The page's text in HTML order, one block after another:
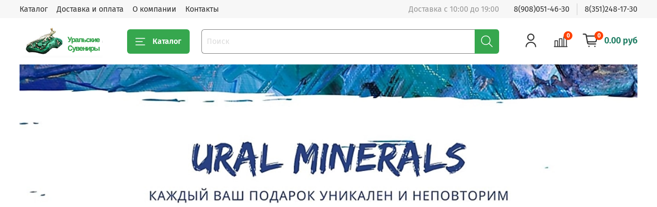
Каталог Доставка и оплата О компании Контакты Доставка с 10:00 до 19:00 8(908)051-46-30 8(351)248-17-30
Каталог
0 0 0.00 руб